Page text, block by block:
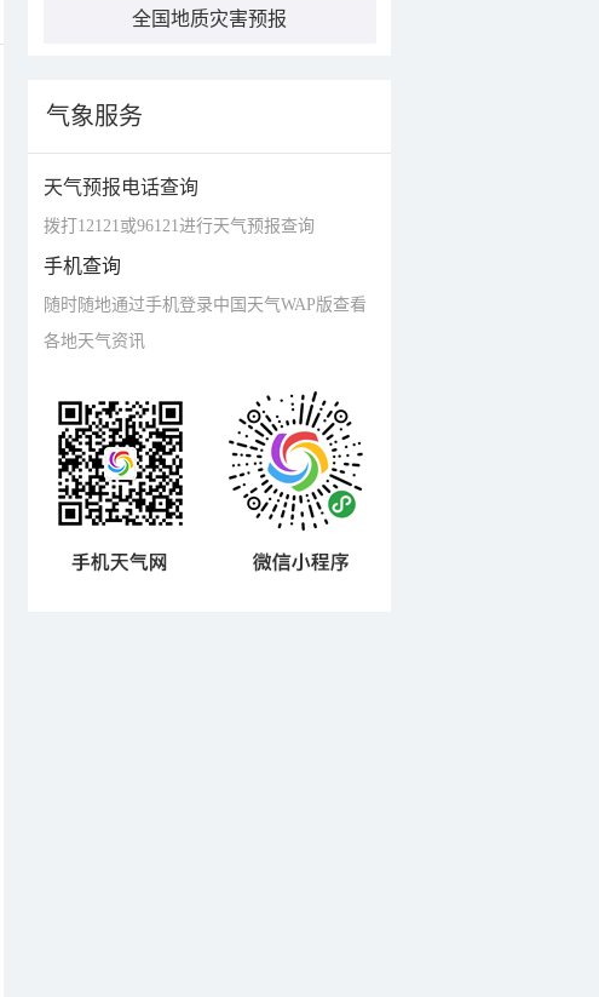
全国地质灾害预报
气象服务
天气预报电话查询
拨打12121或96121进行天气预报查询
手机查询
随时随地通过手机登录中国天气WAP版查看
各地天气资讯